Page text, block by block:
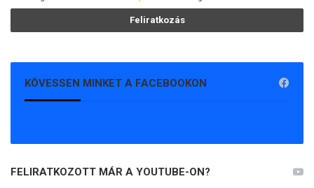
KÖVESSEN MINKET A FACEBOOKON
FELIRATKOZOTT MÁR A YOUTUBE-ON?